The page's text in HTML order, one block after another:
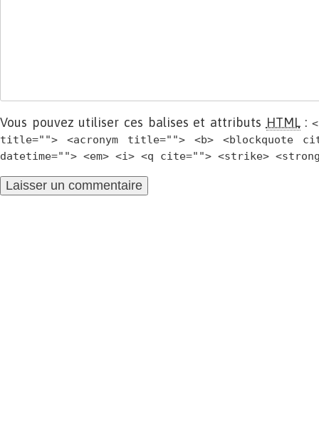
Vous pouvez utiliser ces balises et attributs HTML:
title=""> <acronym title=""> <b> <blockquote
datetime=""> <em> <i> <q cite=""> <strike>